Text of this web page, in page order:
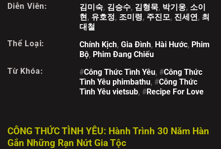
Tập 36
Diễn Viên:
김미숙, 김승수, 김형묵, 박기웅, 소이
현, 유호정, 조미령, 주진모, 진세연, 최
대철
Thể Loại:
Chính Kịch, Gia Đình, Hài Hước, Phim
Bộ, Phim Đang Chiếu
Từ Khóa:
#Công Thức Tình Yêu, #Công Thức
Tình Yêu phimbathu, #Công Thức
Tình Yêu vietsub, #Recipe For Love
CÔNG THỨC TÌNH YÊU: Hành Trình 30 Năm Hàn
Gắn Những Rạn Nứt Gia Tộc